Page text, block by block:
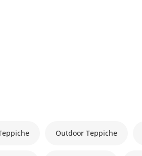
Outdoor Teppiche